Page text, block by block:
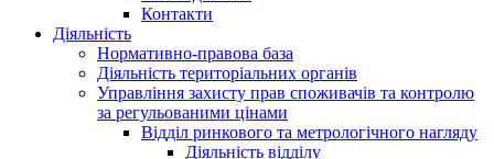
Контакти
Діяльність
Нормативно-правова база
Діяльність територіальних органів
Управління захисту прав споживачів та контролю
за регульованими цінами
Відділ ринкового та метрологічного нагляду
Діяльність відділу